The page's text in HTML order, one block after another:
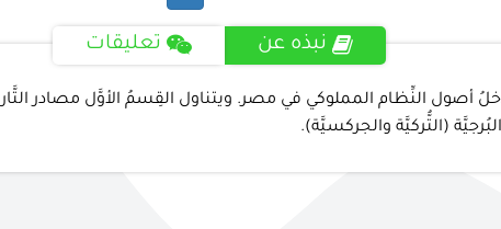
نبذه عن تعليقات
النِّظام المملوكي في مصر. ويتناول القِسمُ الأوَّل مصادر
(التُّركيَّة والجركسيَّة).